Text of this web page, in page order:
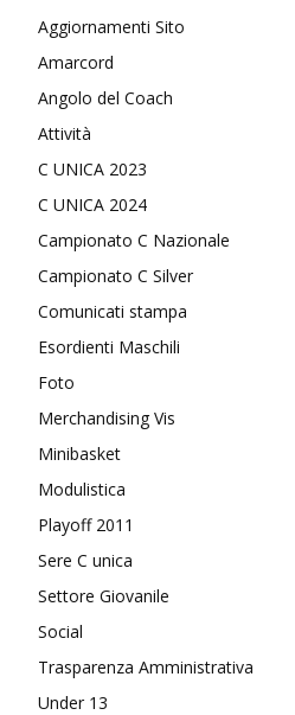
Aggiornamenti Sito
Amarcord
Angolo del Coach
Attività
C UNICA 2023
C UNICA 2024
Campionato C Nazionale
Campionato C Silver
Comunicati stampa
Esordienti Maschili
Foto
Merchandising Vis
Minibasket
Modulistica
Playoff 2011
Sere C unica
Settore Giovanile
Social
Trasparenza Amministrativa
Under 13